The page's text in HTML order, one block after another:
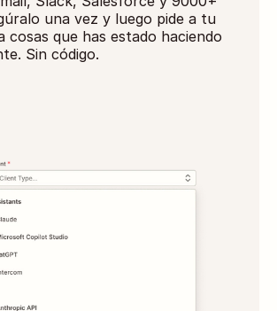
una vez y luego pide a tu
cosas que has estado haciendo
Sin código.